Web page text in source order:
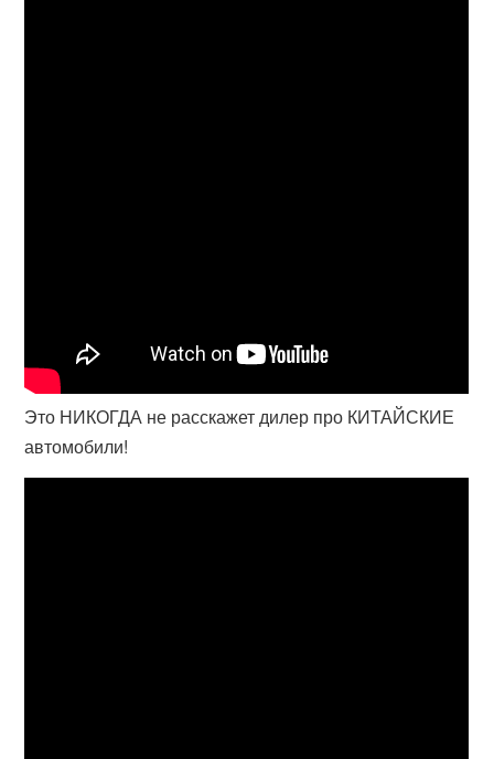
Это НИКОГДА не расскажет дилер про КИТАЙСКИЕ
автомобили!